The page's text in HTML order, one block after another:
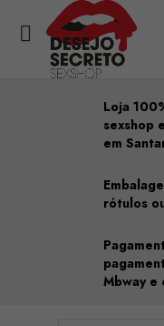

Loja
sexshop
em
rótulos
Mbway